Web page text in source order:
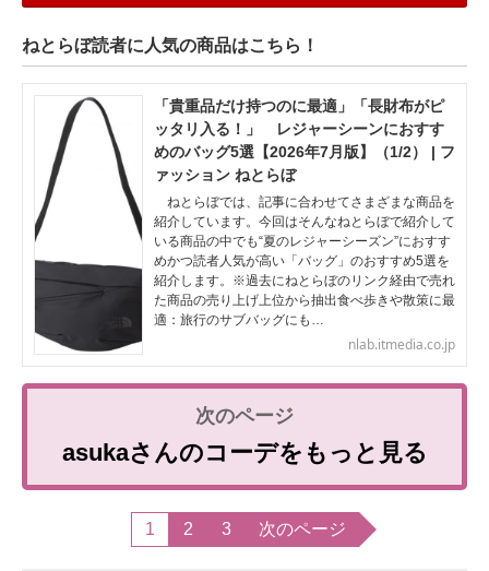
ねとらぼ読者に人気の商品はこちら！
「貴重品だけ持つのに最適」「長財布がピ
ッタリ入る！」 レジャーシーンにおすす
めのバッグ5選【2026年7月版】（1/2） | フ
ァッション ねとらぼ
ねとらぼでは、記事に合わせてさまざまな商品を
紹介しています。今回はそんなねとらぼで紹介して
いる商品の中でも“夏のレジャーシーズン”におすす
めかつ読者人気が高い「バッグ」のおすすめ5選を
紹介します。※過去にねとらぼのリンク経由で売れ
た商品の売り上げ上位から抽出食べ歩きや散策に最
適：旅行のサブバッグにも…
nlab.itmedia.co.jp
asukaさんのコーデをもっと見る
1 2 3 次のページ